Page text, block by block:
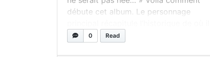
débute cet album. Le personnage
vient à travers les pages de son livre de
0 Read